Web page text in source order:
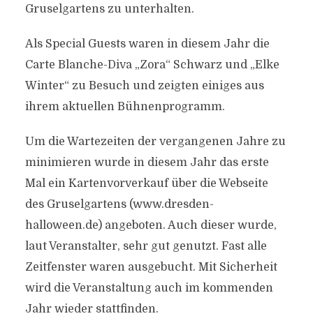
Gruselgartens zu unterhalten.
Als Special Guests waren in diesem Jahr die
Carte Blanche-Diva „Zora“ Schwarz und „Elke
Winter“ zu Besuch und zeigten einiges aus
ihrem aktuellen Bühnenprogramm.
Um die Wartezeiten der vergangenen Jahre zu
minimieren wurde in diesem Jahr das erste
Mal ein Kartenvorverkauf über die Webseite
des Gruselgartens (www.dresden-
halloween.de) angeboten. Auch dieser wurde,
laut Veranstalter, sehr gut genutzt. Fast alle
Zeitfenster waren ausgebucht. Mit Sicherheit
wird die Veranstaltung auch im kommenden
Jahr wieder stattfinden.